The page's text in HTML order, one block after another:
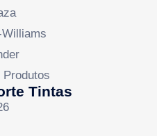
Produtos
Tintas